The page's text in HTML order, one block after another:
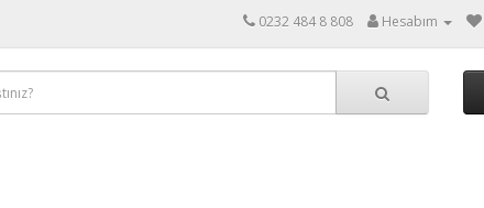
0232 484 8 808 Hesabım